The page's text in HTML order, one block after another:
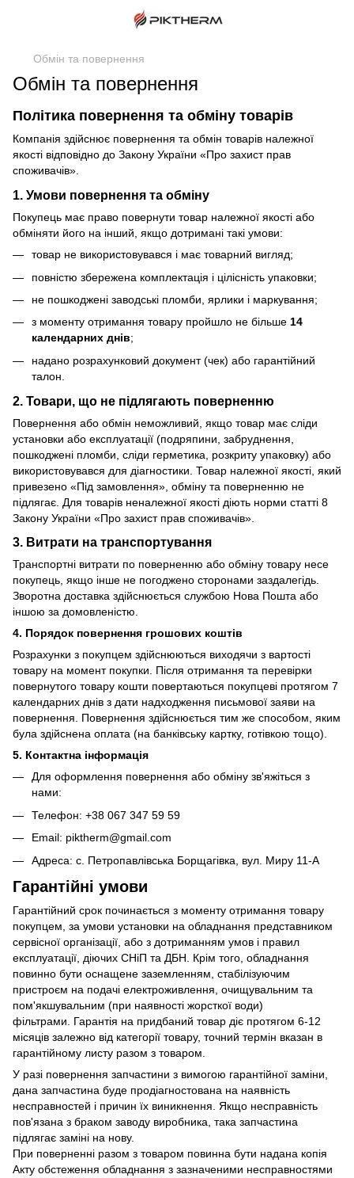
Обмін та повернення
Обмін та повернення
Політика повернення та обміну товарів
Компанія здійснює повернення та обмін товарів належної
якості відповідно до Закону України «Про захист прав
споживачів».
1. Умови повернення та обміну
Покупець має право повернути товар належної якості або
обміняти його на інший, якщо дотримані такі умови:
товар не використовувався і має товарний вигляд;
повністю збережена комплектація і цілісність упаковки;
не пошкоджені заводські пломби, ярлики і маркування;
з моменту отримання товару пройшло не більше 14
календарних днів;
надано розрахунковий документ (чек) або гарантійний
талон.
2. Товари, що не підлягають поверненню
Повернення або обмін неможливий, якщо товар має сліди
установки або експлуатації (подряпини, забруднення,
пошкоджені пломби, сліди герметика, розкриту упаковку) або
використовувався для діагностики. Товар належної якості, який
привезено «Під замовлення», обміну та поверненню не
підлягає. Для товарів неналежної якості діють норми статті 8
Закону України «Про захист прав споживачів».
3. Витрати на транспортування
Транспортні витрати по поверненню або обміну товару несе
покупець, якщо інше не погоджено сторонами заздалегідь.
Зворотна доставка здійснюється службою Нова Пошта або
іншою за домовленістю.
4. Порядок повернення грошових коштів
Розрахунки з покупцем здійснюються виходячи з вартості
товару на момент покупки. Після отримання та перевірки
повернутого товару кошти повертаються покупцеві протягом 7
календарних днів з дати надходження письмової заяви на
повернення. Повернення здійснюється тим же способом, яким
була здійснена оплата (на банківську картку, готівкою тощо).
5. Контактна інформація
Для оформлення повернення або обміну зв'яжіться з
нами:
Телефон: +38 067 347 59 59
Email: piktherm@gmail.com
Адреса: с. Петропавлівська Борщагівка, вул. Миру 11-А
Гарантійні умови
Гарантійний срок починається з моменту отримання товару
покупцем, за умови установки на обладнання представником
сервісної організації, або з дотриманням умов і правил
експлуатації, діючих СНіП та ДБН. Крім того, обладнання
повинно бути оснащене заземленням, стабілізуючим
пристроєм на подачі електроживлення, очищувальним та
пом'якшувальним (при наявності жорсткої води)
фільтрами. Гарантія на придбаний товар діє протягом 6-12
місяців залежно від категорії товару, точний термін вказан в
гарантійному листу разом з товаром.
У разі повернення запчастини з вимогою гарантійної заміни,
дана запчастина буде продіагностована на наявність
несправностей і причин їх виникнення. Якщо несправність
пов'язана з браком заводу виробника, така запчастина
підлягає заміні на нову.
При поверненні разом з товаром повинна бути надана копія
Акту обстеження обладнання з зазначеними несправностями